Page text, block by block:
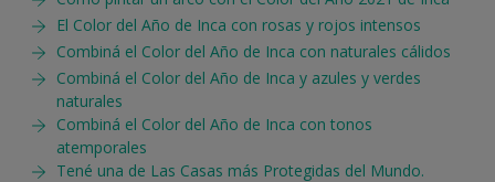
El Color del Año de Inca con rosas y rojos intensos
Combiná el Color del Año de Inca con naturales cálidos
Combiná el Color del Año de Inca y azules y verdes
naturales
Combiná el Color del Año de Inca con tonos
atemporales
Tené una de Las Casas más Protegidas del Mundo.